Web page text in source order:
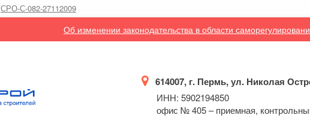
СРО-С-082-27112009
Об изменении законодательства в области
614007, г. Пермь, ул. Николая
ИНН: 5902194850
офис № 405 – приемная,